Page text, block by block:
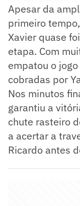
Apesar da
primeiro
Xavier quase
etapa. Com
empatou o
cobradas por
Nos minutos
garantiu a
chute rasteiro
a acertar a
Ricardo antes